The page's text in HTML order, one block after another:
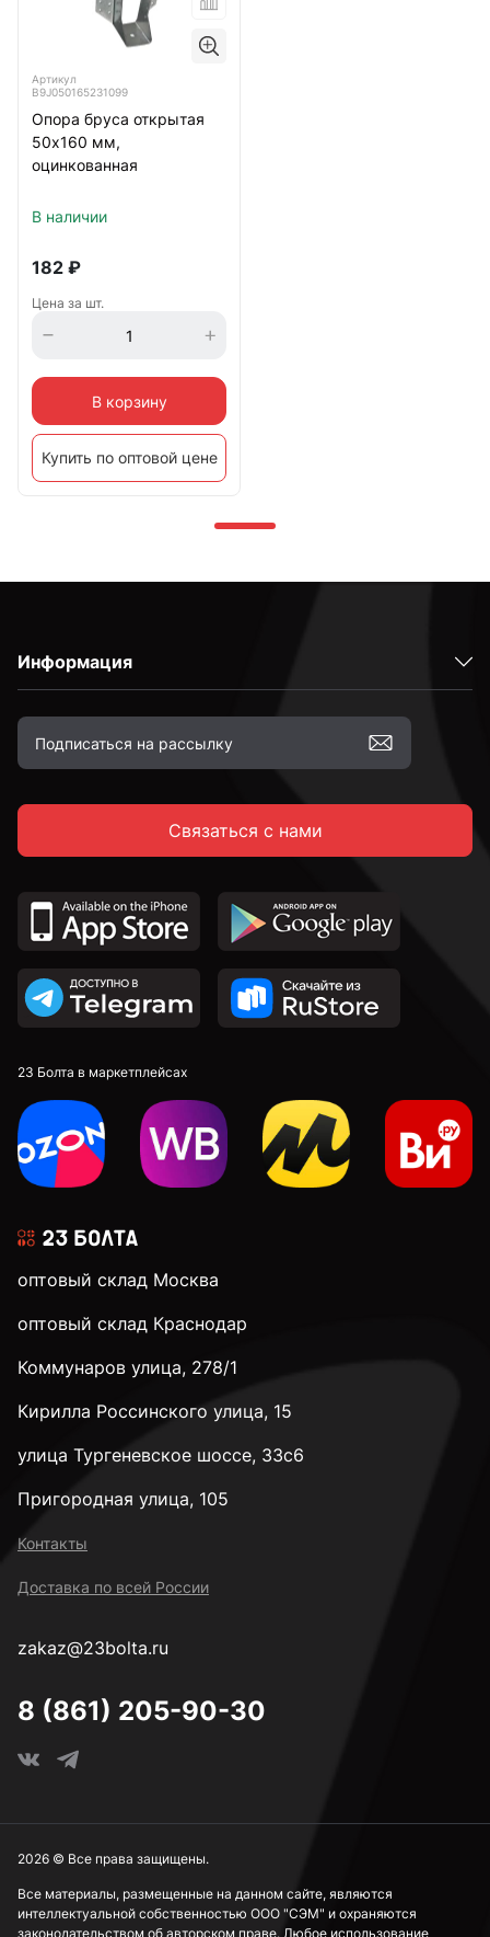
Артикул
B9J050165231099
Опора бруса открытая
50х160 мм,
оцинкованная
В наличии
182 ₽
Цена за шт.
В корзину
Купить по оптовой цене
Информация
Связаться с нами
23 Болта в маркетплейсах
оптовый склад Москва
оптовый склад Краснодар
Коммунаров улица, 278/1
Кирилла Россинского улица, 15
улица Тургеневское шоссе, 33с6
Пригородная улица, 105
Контакты
Доставка по всей России
zakaz@23bolta.ru
8 (861) 205-90-30
Все материалы, размещенные на данном сайте, являются
интеллектуальной собственностью ООО "СЭМ" и охраняются
законодательством об авторском праве. Любое использование
2026 © Все права защищены.